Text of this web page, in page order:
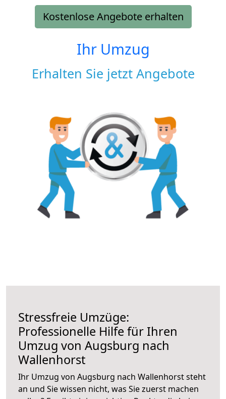
Kostenlose Angebote erhalten
Ihr Umzug
Erhalten Sie jetzt Angebote
Stressfreie Umzüge:
Professionelle Hilfe für Ihren
Umzug von Augsburg nach
Wallenhorst
Ihr Umzug von Augsburg nach Wallenhorst steht
an und Sie wissen nicht, was Sie zuerst machen